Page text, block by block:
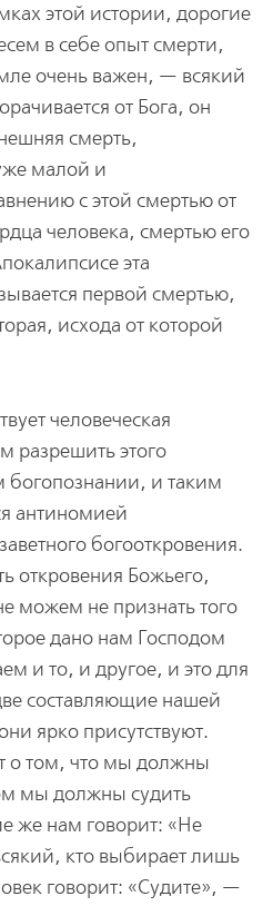
этой истории, дорогие
в себе опыт смерти,
очень важен, — всякий
от Бога, он
смерть,
малой и
с этой смертью от
человека, смертью его
эта
первой смертью,
исхода от которой
человеческая
разрешить этого
богопознании, и таким
антиномией
богооткровения.
откровения Божьего,
можем не признать того
дано нам Господом
и то, и другое, и это для
составляющие нашей
ярко присутствуют.
о том, что мы должны
мы должны судить
же нам говорит: «Не
кто выбирает лишь
говорит: «Судите», —